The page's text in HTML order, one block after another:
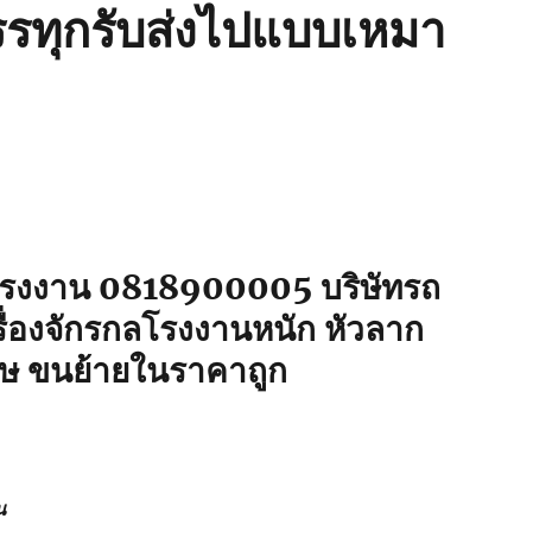
ทุกรับส่งไปแบบเหมา
งงาน 0818900005 บริษัทรถ
งจักรกลโรงงานหนัก หัวลาก
ขนย้ายในราคาถูก